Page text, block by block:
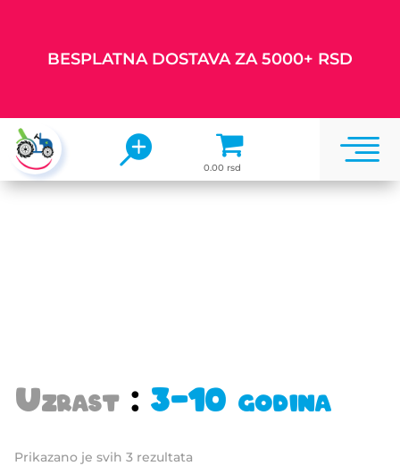
BESPLATNA DOSTAVA ZA 5000+ RSD

0.00 rsd 
Uzrast :3-10 godina
Prikazano je svih 3 rezultata